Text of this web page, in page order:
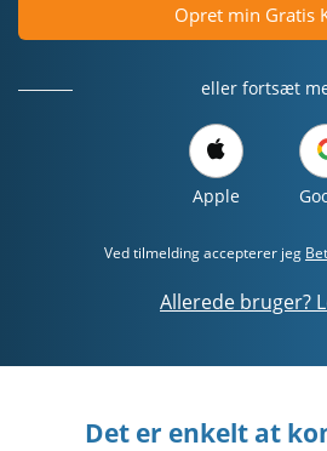
Opret min Gratis
eller fortsæt
Apple
Ved tilmelding accepterer jeg
Allerede bruger?
Det er enkelt at